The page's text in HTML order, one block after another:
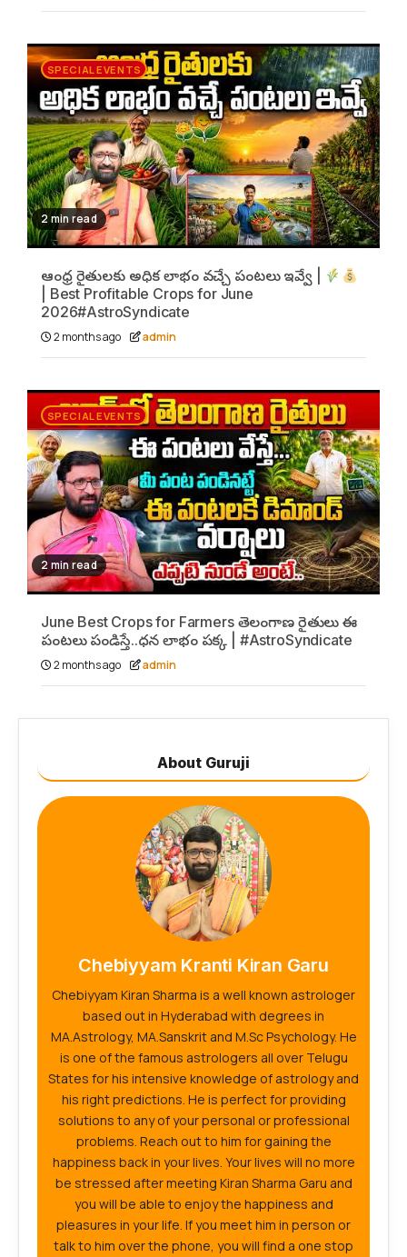
SPECIAL EVENTS
2 min read
ఆంధ్ర రైతులకు అధిక లాభం వచ్చే పంటలు ఇవ్వే |
| Best Profitable Crops for June
2026#AstroSyndicate
2 months ago admin
SPECIAL EVENTS
2 min read
June Best Crops for Farmers తెలంగాణ రైతులు ఈ
పంటలు పండిస్తే..ధన లాభం పక్క | #AstroSyndicate
2 months ago admin
About Guruji
Chebiyyam Kranti Kiran Garu
Chebiyyam Kiran Sharma is a well known astrologer
based out in Hyderabad with degrees in
MA.Astrology, MA.Sanskrit and M.Sc Psychology. He
is one of the famous astrologers all over Telugu
States for his intensive knowledge of astrology and
his right predictions. He is perfect for providing
solutions to any of your personal or professional
problems. Reach out to him for gaining the
happiness back in your lives. Your lives will no more
be stressed after meeting Kiran Sharma Garu and
you will be able to enjoy the happiness and
pleasures in your life. If you meet him in person or
talk to him over the phone, you will find a one stop